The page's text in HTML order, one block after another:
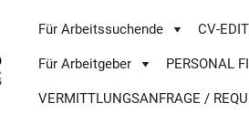
Für Arbeitssuchende CV-
Für Arbeitgeber PERSONAL
VERMITTLUNGSANFRAGE /